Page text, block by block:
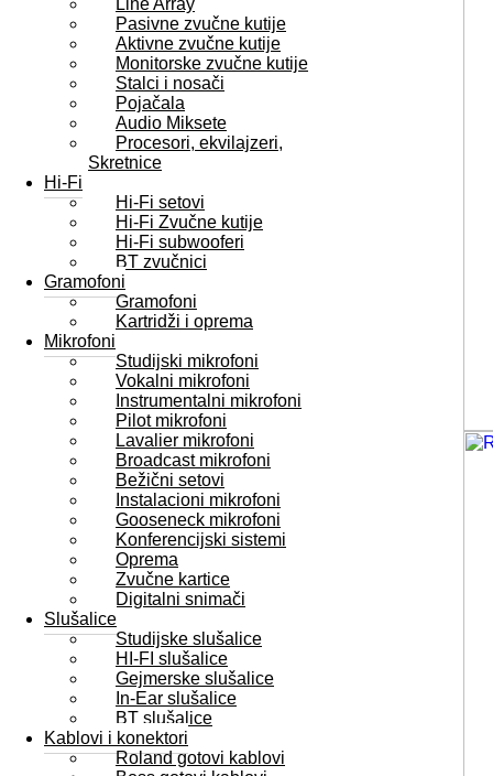
Line Array
Pasivne zvučne kutije
Aktivne zvučne kutije
Monitorske zvučne kutije
Stalci i nosači
Pojačala
Audio Miksete
Procesori, ekvilajzeri,
Skretnice
Hi-Fi
Hi-Fi setovi
Hi-Fi Zvučne kutije
Hi-Fi subwooferi
BT zvučnici
Gramofoni
Gramofoni
Kartridži i oprema
Mikrofoni
Studijski mikrofoni
Vokalni mikrofoni
Instrumentalni mikrofoni
Pilot mikrofoni
Lavalier mikrofoni
Broadcast mikrofoni
Bežični setovi
Instalacioni mikrofoni
Gooseneck mikrofoni
Konferencijski sistemi
Oprema
Zvučne kartice
Digitalni snimači
Slušalice
Studijske slušalice
HI-FI slušalice
Gejmerske slušalice
In-Ear slušalice
BT slušalice
Kablovi i konektori
Roland gotovi kablovi